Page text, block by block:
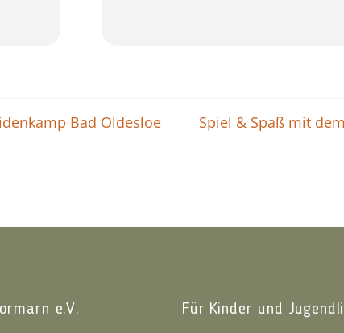
Bad Oldesloe Spiel & Spaß mit
e.V. Für Kinder und